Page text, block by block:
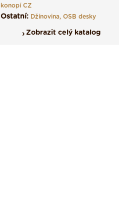
konopí CZ
Ostatní: Džínovina, OSB desky
Zobrazit celý katalog